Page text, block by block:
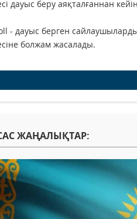
дауыс беру аяқталғаннан
- дауыс берген
болжам жасалады.
ЖАҢАЛЫҚТАР: